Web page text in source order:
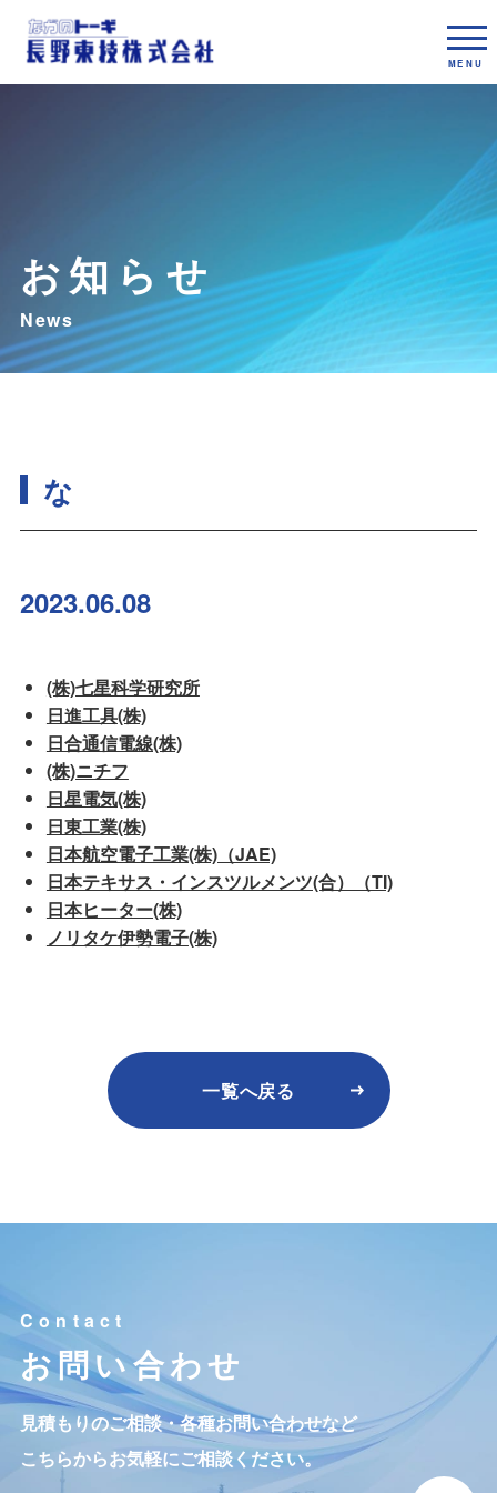
お知らせ
な
2023.06.08
(株)七星科学研究所
日進工具(株)
日合通信電線(株)
(株)ニチフ
日星電気(株)
日東工業(株)
日本航空電子工業(株)（JAE)
日本テキサス・インスツルメンツ(合）（TI)
日本ヒーター(株)
ノリタケ伊勢電子(株)
一覧へ戻る
お問い合わせ
見積もりのご相談・各種お問い合わせなど
こちらからお気軽にご相談ください。